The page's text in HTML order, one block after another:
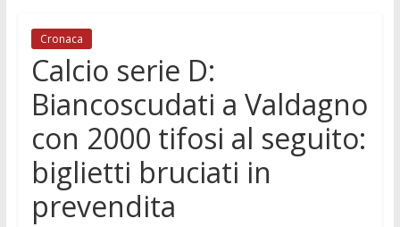
Cronaca
Calcio serie D:
Biancoscudati a Valdagno
con 2000 tifosi al seguito:
biglietti bruciati in
prevendita